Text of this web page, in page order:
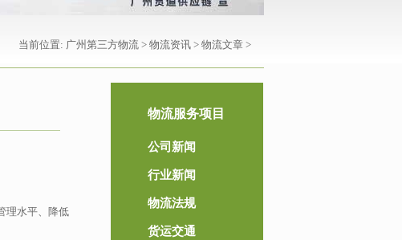
当前位置: 广州第三方物流 > 物流资讯 > 物流文章 >
理水平、降低
物流服务项目
公司新闻
行业新闻
物流法规
货运交通